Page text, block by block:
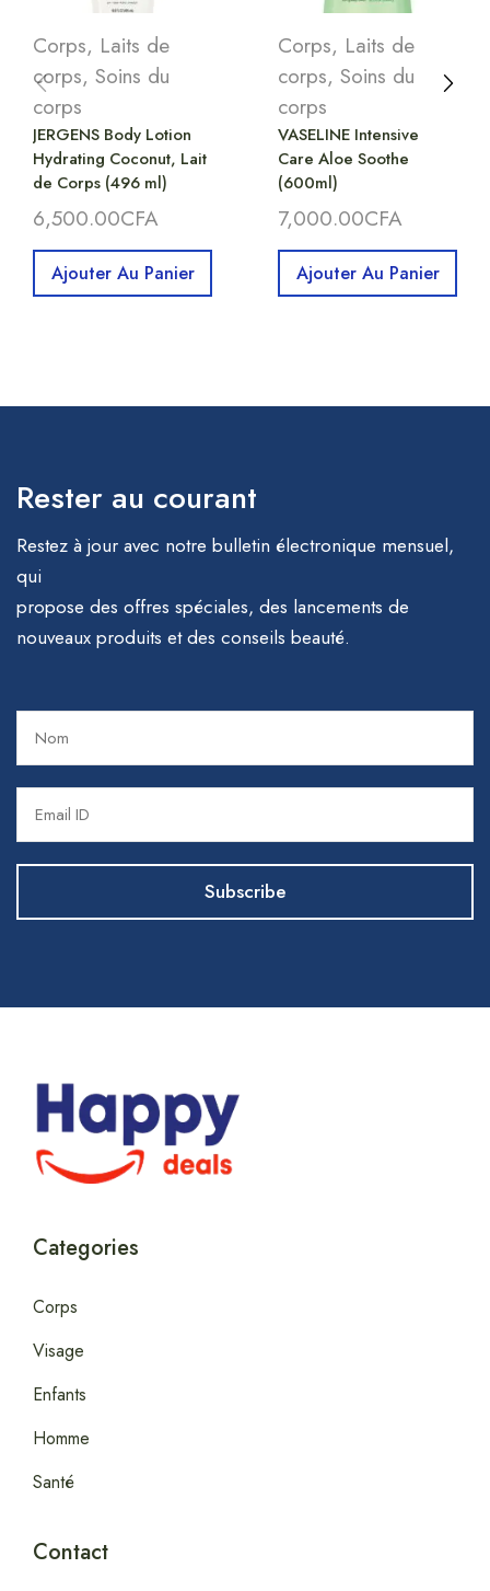
Corps, Laits de
corps, Soins du
corps
JERGENS Body Lotion
Hydrating Coconut, Lait
de Corps (496 ml)
6,500.00CFA
Ajouter Au Panier
Corps, Laits de
corps, Soins du
corps
VASELINE Intensive
Care Aloe Soothe
(600ml)
7,000.00CFA
Ajouter Au Panier
Rester au courant
Restez à jour avec notre bulletin électronique mensuel,
qui
propose des offres spéciales, des lancements de
nouveaux produits et des conseils beauté.
Categories
Corps
Visage
Enfants
Homme
Santé
Contact